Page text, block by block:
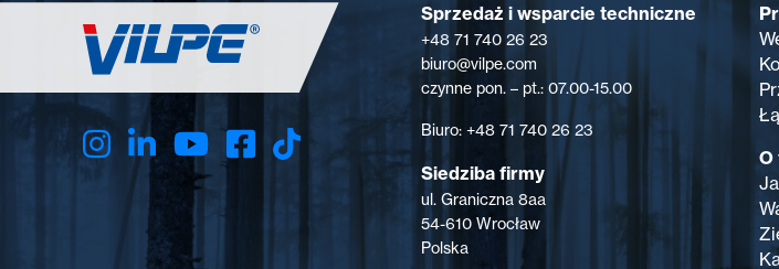
Sprzedaż i wsparcie techniczne
+48 71 740 26 23
biuro@vilpe.com
czynne pon. – pt.: 07.00-15.00
Biuro: +48 71 740 26 23
Siedziba firmy
ul. Graniczna 8aa
54-610 Wrocław
Polska
O